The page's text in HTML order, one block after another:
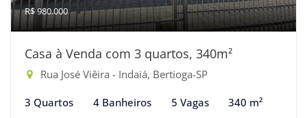
R$ 980.000
Casa à Venda com 3 quartos, 340m²
Rua José Viêira - Indaiá, Bertioga-SP
3 Quartos 4 Banheiros 5 Vagas 340 m²